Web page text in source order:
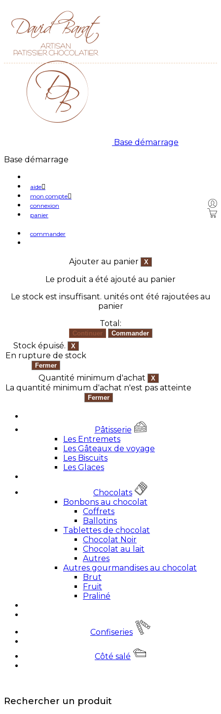
Base démarrage
Base démarrage
aide
mon compte
connexion
panier
commander
Ajouter au panier
Le produit a été ajouté au panier
Le stock est insuffisant. unités ont été rajoutées au
panier
Total:
Stock épuisé.
En rupture de stock
Quantité minimum d'achat
La quantité minimum d'achat n'est pas atteinte
Pâtisserie
Les Entremets
Les Gâteaux de voyage
Les Biscuits
Les Glaces
Chocolats
Bonbons au chocolat
Coffrets
Ballotins
Tablettes de chocolat
Chocolat Noir
Chocolat au lait
Autres
Autres gourmandises au chocolat
Brut
Fruit
Praliné
Confiseries
Côté salé
Rechercher un produit